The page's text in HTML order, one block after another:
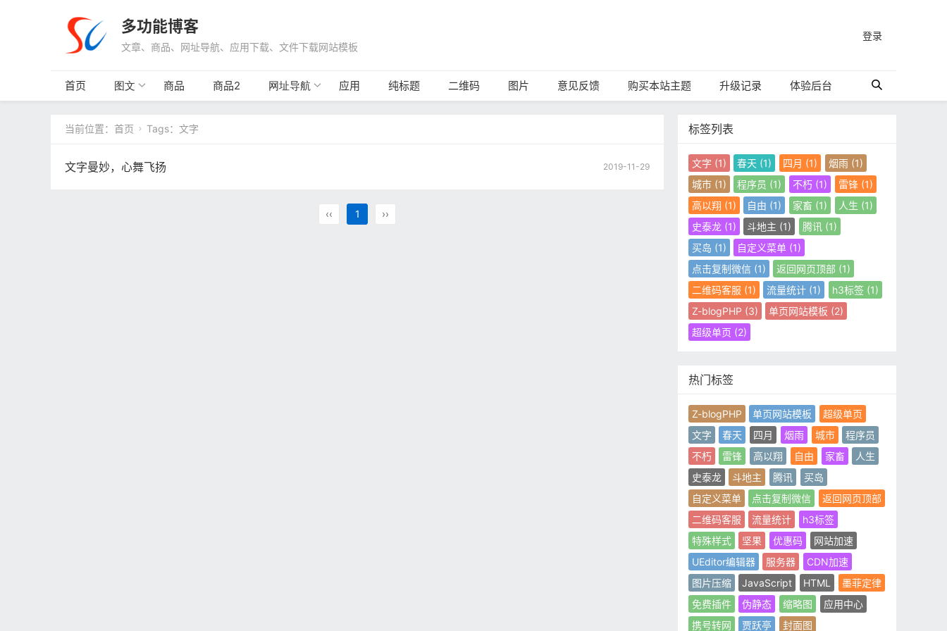
多功能博客
文章、商品、网址导航、应用下载、文件下载网站模板
登录
首页 图文 商品 商品2 网址导航 应用 纯标题 二维码 图片 意见反馈 购买本站主题 升级记录 体验后台
当前位置： 首页  Tags：文字
2019-11-29
文字曼妙，心舞飞扬
‹‹ 1 ››
标签列表
文字 (1) 春天 (1) 四月 (1) 烟雨(1)
城市(1) 程序员 (1) 不朽 (1) 雷锋(1)
高以翔 (1) 自由 (1) 家畜 (1) 人生 (1)
史泰龙(1) 斗地主 (1) 腾讯 (1)
买岛 (1) 自定义菜单 (1)
点击复制微信(1) 返回网页顶部 (1)
二维码客服 (1) 流量统计 (1) h3标签 (1)
Z-blogPHP (3) 单页网站模板 (2)
超级单页 (2)
热门标签
Z-blogPHP 单页网站模板
超级单页
文字
春天 四月 烟雨 城市
程序员
不朽
雷锋 高以翔 自由 家畜
人生
史泰龙
斗地主 腾讯
买岛
自定义菜单
点击复制微信
返回网页顶部
二维码客服
流量统计
h3标签
特殊样式
坚果 优惠码
网站加速
UEditor编辑器
服务器
CDN加速
图片压缩
JavaScript HTML
墨菲定律
免费插件
伪静态 缩略图
应用中心
携号转网
贾跃亭 封面图